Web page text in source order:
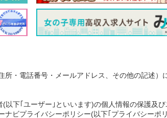
・電話番号・メールアドレス、その他の記述）
下｢ユーザー｣といいます)の個人情報の保護及
ビプライバシーポリシー(以下｢プライバシーポ